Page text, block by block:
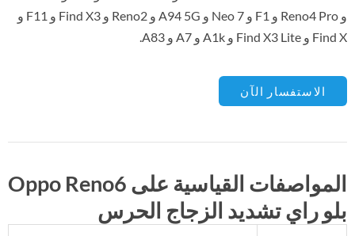
و Reno4 Pro و F1 و Neo 7 و A94 5G و Reno2 و Find X3 و F11 و
Find X و Find X3 Lite و A1k و A7 و A83.
الاستفسار الآن
المواصفات القياسية على Oppo Reno6
بلو راي تشديد الزجاج الحرس